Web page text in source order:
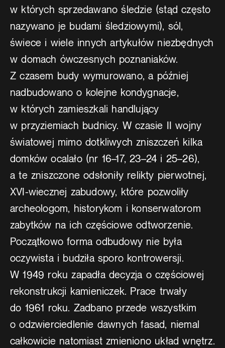
w których sprzedawano śledzie (stąd często
nazywano je budami śledziowymi), sól,
świece i wiele innych artykułów niezbędnych
w domach ówczesnych poznaniaków.
Z czasem budy wymurowano, a później
nadbudowano o kolejne kondygnacje,
w których zamieszkali handlujący
w przyziemiach budnicy. W czasie II wojny
światowej mimo dotkliwych zniszczeń kilka
domków ocalało (nr 16–17, 23–24 i 25–26),
a te zniszczone odsłoniły relikty pierwotnej,
XVI-wiecznej zabudowy, które pozwoliły
archeologom, historykom i konserwatorom
zabytków na ich częściowe odtworzenie.
Początkowo forma odbudowy nie była
oczywista i budziła sporo kontrowersji.
W 1949 roku zapadła decyzja o częściowej
rekonstrukcji kamieniczek. Prace trwały
do 1961 roku. Zadbano przede wszystkim
o odzwierciedlenie dawnych fasad, niemal
całkowicie natomiast zmieniono układ wnętrz.